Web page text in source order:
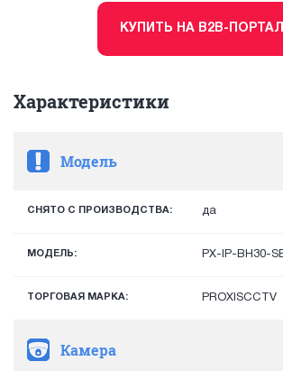
КУПИТЬ НА B2B-
Характеристики
Модель
СНЯТО С ПРОИЗВОДСТВА: да
МОДЕЛЬ: PX-IP-BH30-
ТОРГОВАЯ МАРКА: PROXISCCTV
Камера